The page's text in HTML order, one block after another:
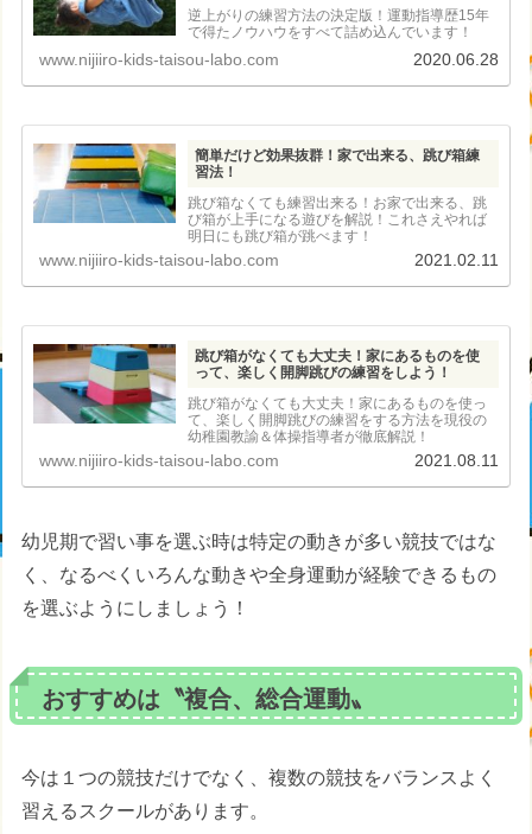
逆上がりの練習方法の決定版！運動指導歴15年
で得たノウハウをすべて詰め込んでいます！
www.nijiiro-kids-taisou-labo.com 2020.06.28
簡単だけど効果抜群！家で出来る、跳び箱練
習法！
跳び箱なくても練習出来る！お家で出来る、跳
び箱が上手になる遊びを解説！これさえやれば
明日にも跳び箱が跳べます！
www.nijiiro-kids-taisou-labo.com 2021.02.11
跳び箱がなくても大丈夫！家にあるものを使
って、楽しく開脚跳びの練習をしよう！
跳び箱がなくても大丈夫！家にあるものを使っ
て、楽しく開脚跳びの練習をする方法を現役の
幼稚園教諭＆体操指導者が徹底解説！
www.nijiiro-kids-taisou-labo.com 2021.08.11
幼児期で習い事を選ぶ時は特定の動きが多い競技ではな
く、なるべくいろんな動きや全身運動が経験できるもの
を選ぶようにしましょう！
おすすめは〝複合、総合運動〟
今は１つの競技だけでなく、複数の競技をバランスよく
習えるスクールがあります。